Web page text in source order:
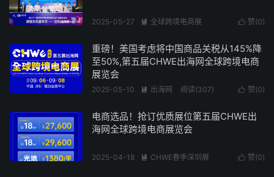
 赞(0)
2025-05-27  全球跨境电商展
重磅！美国考虑将中国商品关税从145%降
至50%,第五届CHWE出海网全球跨境电商
展览会
 赞(0)
2025-05-10  出海网 阅读(307)
电商选品！抢订优质展位第五届CHWE出
海网全球跨境电商展览会
 赞(0)
2025-04-18  CHWE春季深圳展